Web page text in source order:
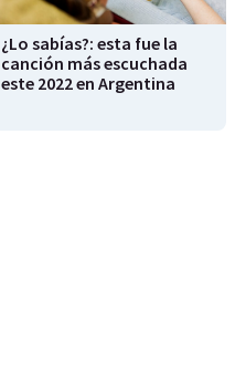
¿Lo sabías?: esta fue la
canción más escuchada
este 2022 en Argentina